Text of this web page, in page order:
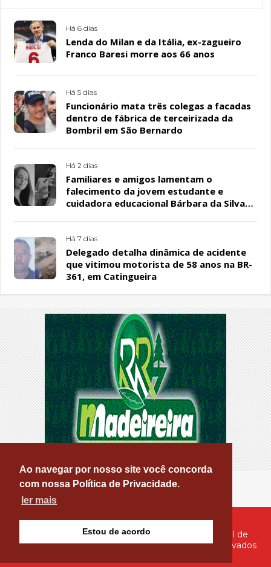
Ao navegar por nosso site você concorda
com nossa Política de Privacidade.
ler mais
Estou de acordo
Há 6 dias
Lenda do Milan e da Itália, ex-zagueiro
Franco Baresi morre aos 66 anos
Há 5 dias
Funcionário mata três colegas a facadas
dentro de fábrica de terceirizada da
Bombril em São Bernardo
Há 2 dias
Familiares e amigos lamentam o
falecimento da jovem estudante e
cuidadora educacional Bárbara da Silva
Há 7 dias
Delegado detalha dinâmica de acidente
que vitimou motorista de 58 anos na BR-
361, em Catingueira
© Copyright 2026 - PATOS ONLINE - O seu Portal de
Notícias de Patos e Região - Todos os direitos reservados